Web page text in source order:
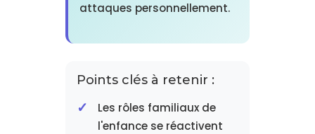
attaques personnellement.
Points clés à retenir :
Les rôles familiaux de
l'enfance se réactivent